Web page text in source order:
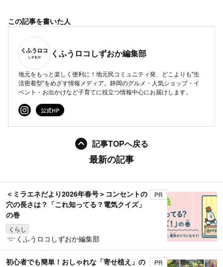
この記事を書いた人
くふうロコしずおか編集部
地元をもっと楽しく便利に！地元民コミュニティ発、どこよりも"生
活密着型"をめざす情報メディア。静岡のグルメ・人気ショップ・イ
ベント・お出かけなど子育てに役立つ情報中心にお届けします。
記事TOPへ戻る
最新の記事
＜ミラエネだより2026年春号＞コンセントの
穴の長さは？「これ知ってる？電気クイズ」
の巻
くらし
PR
くふうロコしずおか編集部
初心者でも簡単！おしゃれな「寄せ植え」の PR